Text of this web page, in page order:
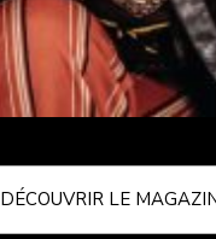
DÉCOUVRIR LE